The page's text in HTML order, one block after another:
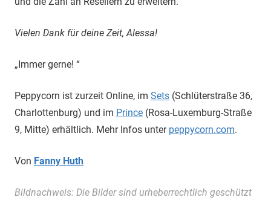
Vielen Dank für deine Zeit, Alessa!
„Immer gerne! “
Peppycorn ist zurzeit Online, im Sets (Schlüterstraße 36,
Charlottenburg) und im Prince (Rosa-Luxemburg-Straße
9, Mitte) erhältlich. Mehr Infos unter peppycorn.com.
Von Fanny Huth
Bildnachweis: Die Bilder sind urheberrechtlich geschützt